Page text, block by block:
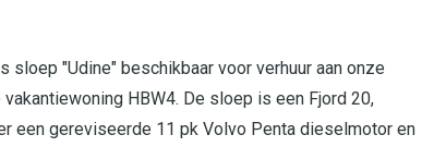
"Udine" beschikbaar voor verhuur aan onze
HBW4. De sloep is een Fjord 20,
een gereviseerde 11 pk Volvo Penta dieselmotor en